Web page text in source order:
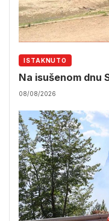
ISTAKNUTO
Na isušenom dnu
08/08/2026